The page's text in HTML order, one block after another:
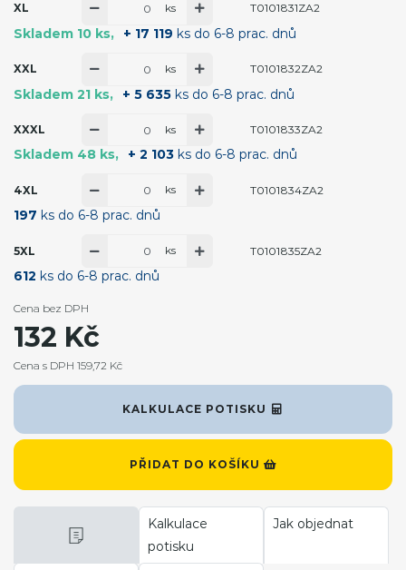
XL
Skladem 10 ks + 17 119 ks do 6-8 prac. dnů
ks T0101831ZA2
XXL
Skladem 21 ks + 5 635 ks do 6-8 prac. dnů
ks T0101832ZA2
XXXL
Skladem 48 ks + 2 103 ks do 6-8 prac. dnů
ks T0101833ZA2
4XL
197 ks do 6-8 prac. dnů
ks T0101834ZA2
5XL
612 ks do 6-8 prac. dnů
ks T0101835ZA2
KALKULACE POTISKU
PŘIDAT DO KOŠÍKU
Cena bez DPH
132 Kč
Cena s DPH 159,72 Kč
Kalkulace
potisku
Jak objednat